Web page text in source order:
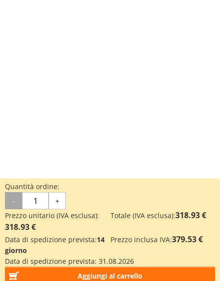
Quantità ordine:
- +
Prezzo unitario (IVA esclusa):
318.93 €
Totale (IVA esclusa):318.93 €
Data di spedizione prevista:14
giorno
Prezzo inclusa IVA:379.53 €
Data di spedizione prevista: 31.08.2026
Aggiungi al carrello